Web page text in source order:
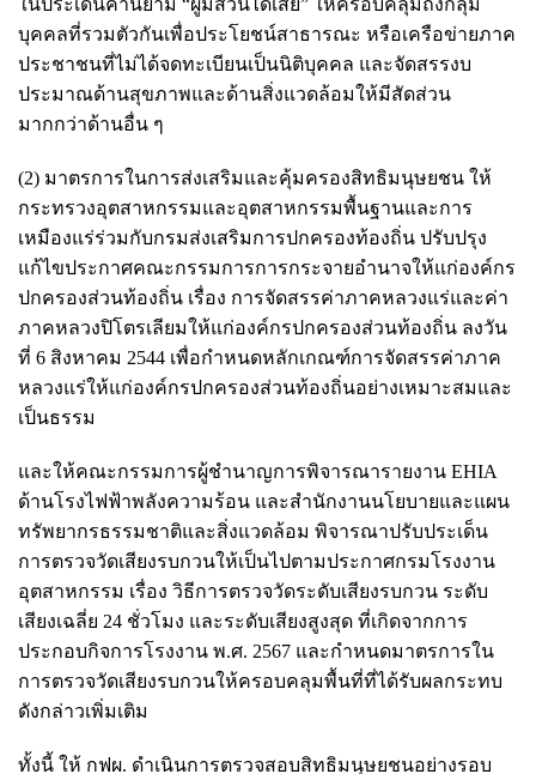
บุคคลที่รวมตัวกันเพื่อประโยชน์สาธารณะ หรือเครือข่ายภาค
ประชาชนที่ไม่ได้จดทะเบียนเป็นนิติบุคคล และจัดสรรงบ
ประมาณด้านสุขภาพและด้านสิ่งแวดล้อมให้มีสัดส่วน
มากกว่าด้านอื่น ๆ
(2) มาตรการในการส่งเสริมและคุ้มครองสิทธิมนุษยชน ให้
กระทรวงอุตสาหกรรมและอุตสาหกรรมพื้นฐานและการ
เหมืองแร่ร่วมกับกรมส่งเสริมการปกครองท้องถิ่น ปรับปรุง
แก้ไขประกาศคณะกรรมการการกระจายอำนาจให้แก่องค์กร
ปกครองส่วนท้องถิ่น เรื่อง การจัดสรรค่าภาคหลวงแร่และค่า
ภาคหลวงปิโตรเลียมให้แก่องค์กรปกครองส่วนท้องถิ่น ลงวัน
ที่ 6 สิงหาคม 2544 เพื่อกำหนดหลักเกณฑ์การจัดสรรค่าภาค
หลวงแร่ให้แก่องค์กรปกครองส่วนท้องถิ่นอย่างเหมาะสมและ
เป็นธรรม
และให้คณะกรรมการผู้ชำนาญการพิจารณารายงาน EHIA
ด้านโรงไฟฟ้าพลังความร้อน และสำนักงานนโยบายและแผน
ทรัพยากรธรรมชาติและสิ่งแวดล้อม พิจารณาปรับประเด็น
การตรวจวัดเสียงรบกวนให้เป็นไปตามประกาศกรมโรงงาน
อุตสาหกรรม เรื่อง วิธีการตรวจวัดระดับเสียงรบกวน ระดับ
เสียงเฉลี่ย 24 ชั่วโมง และระดับเสียงสูงสุด ที่เกิดจากการ
ประกอบกิจการโรงงาน พ.ศ. 2567 และกำหนดมาตรการใน
การตรวจวัดเสียงรบกวนให้ครอบคลุมพื้นที่ที่ได้รับผลกระทบ
ดังกล่าวเพิ่มเติม
ทั้งนี้ ให้ กฟผ. ดำเนินการตรวจสอบสิทธิมนุษยชนอย่างรอบ